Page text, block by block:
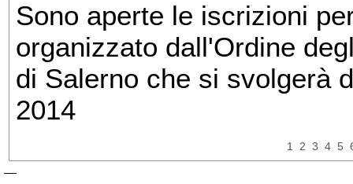
Sono aperte le iscrizioni
organizzato dall'Ordine
di Salerno che si svolgerà
2014
1 2 3 4 5